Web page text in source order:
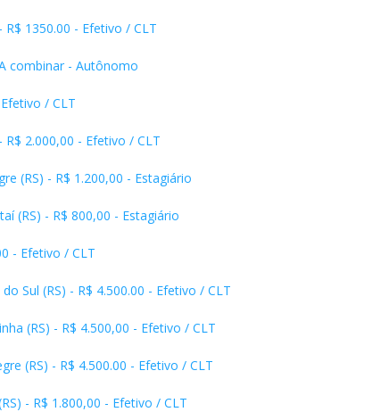
1350.00 - Efetivo / CLT
combinar - Autônomo
/ CLT
R$ 2.000,00 - Efetivo / CLT
(RS) - R$ 1.200,00 - Estagiário
(RS) - R$ 800,00 - Estagiário
- Efetivo / CLT
Sul (RS) - R$ 4.500.00 - Efetivo / CLT
(RS) - R$ 4.500,00 - Efetivo / CLT
(RS) - R$ 4.500.00 - Efetivo / CLT
- R$ 1.800,00 - Efetivo / CLT